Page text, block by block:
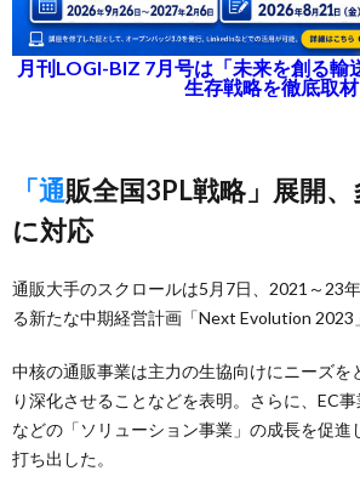
月刊LOGI-BIZ 7月号は「未来を創る輸
生存戦略を徹底取材
「通販全国3PL戦略」展開、多様なニーズ
に対応
通販大手のスクロールは5月7日、2021～23
る新たな中期経営計画「Next Evolution 2023
中核の通販事業は主力の生協向けにニーズを
り深化させることなどを表明。さらに、EC
などの「ソリューション事業」の成長を促進
打ち出した。